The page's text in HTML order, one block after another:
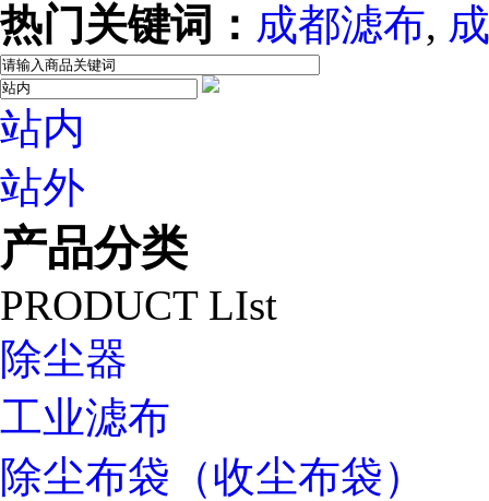
热门关键词： 成都滤布,
站内
站外
产品分类
PRODUCT LIst
除尘器
工业滤布
除尘布袋（收尘布袋）